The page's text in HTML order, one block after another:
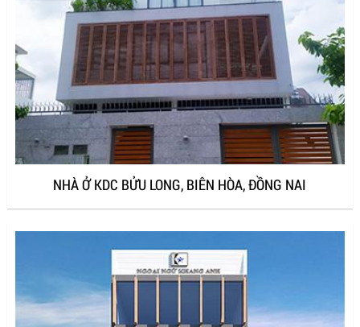
NHÀ Ở KDC BỬU LONG, BIÊN HÒA, ĐỒNG NAI